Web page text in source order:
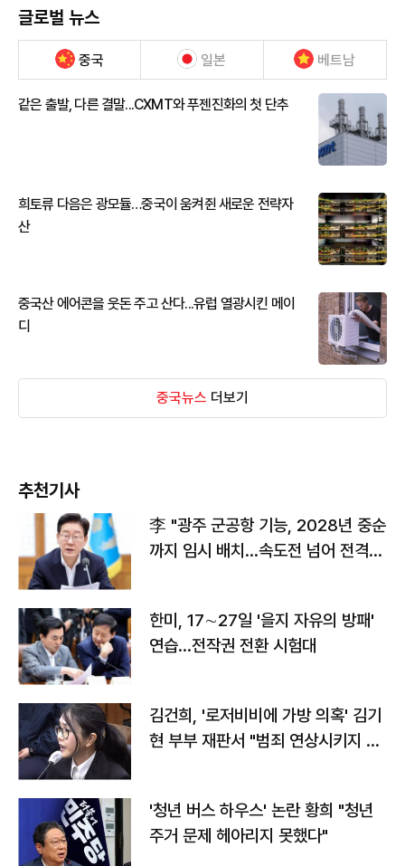
글로벌 뉴스
중국 일본 베트남
같은 출발, 다른 결말...CXMT와 푸젠진화의 첫 단추
희토류 다음은 광모듈…중국이 움켜쥔 새로운 전략자
산
중국산 에어콘을 웃돈 주고 산다...유럽 열광시킨 메이
디
중국뉴스 더보기
추천기사
李 "광주 군공항 기능, 2028년 중순
까지 임시 배치…속도전 넘어 전격
한미, 17∼27일 '을지 자유의 방패'
연습…전작권 전환 시험대
김건희, '로저비비에 가방 의혹' 김기
현 부부 재판서 "범죄 연상시키지 말
'청년 버스 하우스' 논란 황희 "청년
주거 문제 헤아리지 못했다"